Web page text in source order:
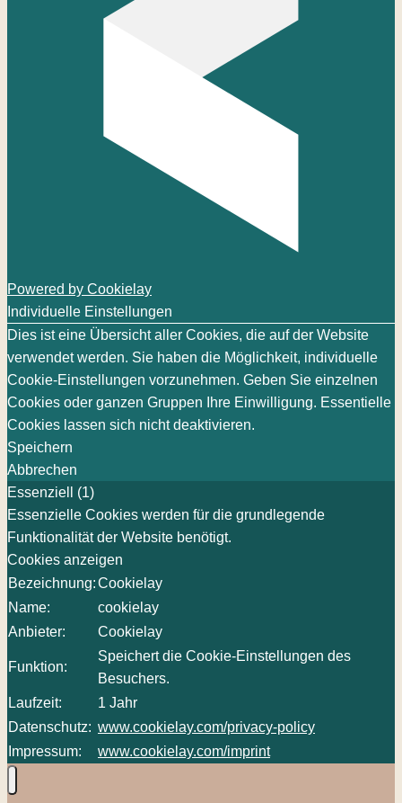
Powered by Cookielay
Individuelle Einstellungen
Dies ist eine Übersicht aller Cookies, die auf der Website
verwendet werden. Sie haben die Möglichkeit, individuelle
Cookie-Einstellungen vorzunehmen. Geben Sie einzelnen
Cookies oder ganzen Gruppen Ihre Einwilligung. Essentielle
Cookies lassen sich nicht deaktivieren.
Speichern
Abbrechen
Essenziell (1)
Essenzielle Cookies werden für die grundlegende
Funktionalität der Website benötigt.
Cookies anzeigen
Bezeichnung:Cookielay
Name:
cookielay
Anbieter:
Cookielay
Funktion:
Speichert die Cookie-Einstellungen des
Besuchers.
Laufzeit:
1 Jahr
Datenschutz: www.cookielay.com/privacy-policy
Impressum:
www.cookielay.com/imprint